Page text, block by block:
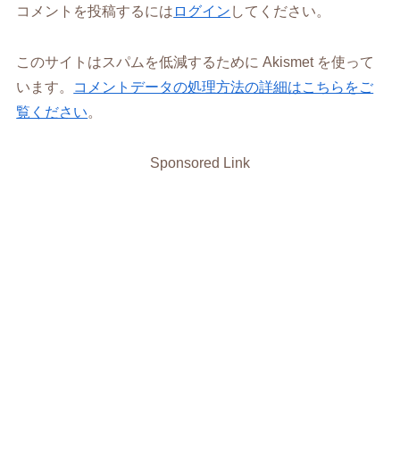
コメントを投稿するには ログイン してください。
このサイトはスパムを低減するために Akismet を使って
います。
コメントデータの処理方法の詳細はこちらをご
覧ください。
Sponsored Link